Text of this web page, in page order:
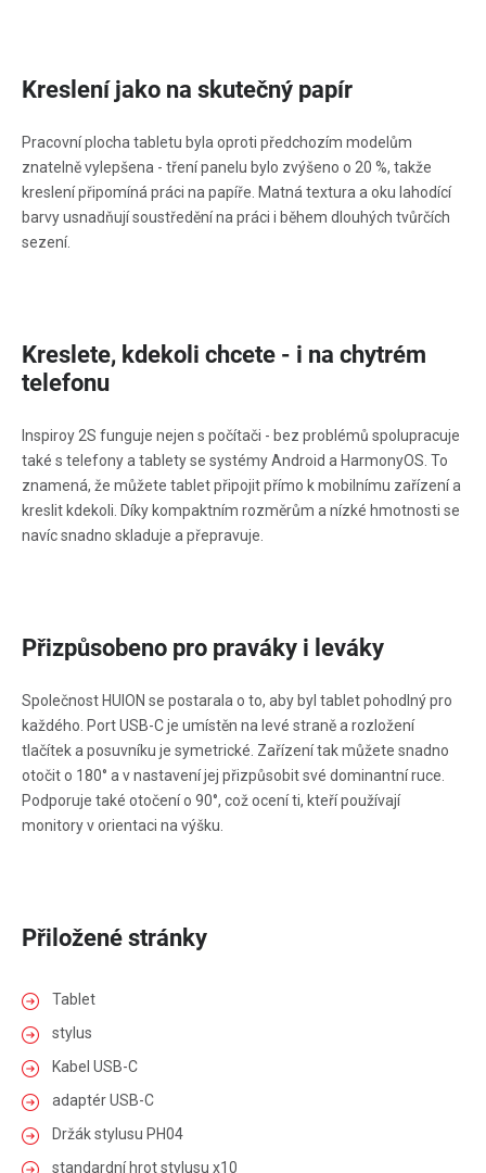
Kreslení jako na skutečný papír
Pracovní plocha tabletu byla oproti předchozím modelům
znatelně vylepšena - tření panelu bylo zvýšeno o 20 %, takže
kreslení připomíná práci na papíře. Matná textura a oku lahodící
barvy usnadňují soustředění na práci i během dlouhých tvůrčích
sezení.
Kreslete, kdekoli chcete - i na chytrém
telefonu
Inspiroy 2S funguje nejen s počítači - bez problémů spolupracuje
také s telefony a tablety se systémy Android a HarmonyOS. To
znamená, že můžete tablet připojit přímo k mobilnímu zařízení a
kreslit kdekoli. Díky kompaktním rozměrům a nízké hmotnosti se
navíc snadno skladuje a přepravuje.
Přizpůsobeno pro praváky i leváky
Společnost HUION se postarala o to, aby byl tablet pohodlný pro
každého. Port USB-C je umístěn na levé straně a rozložení
tlačítek a posuvníku je symetrické. Zařízení tak můžete snadno
otočit o 180° a v nastavení jej přizpůsobit své dominantní ruce.
Podporuje také otočení o 90°, což ocení ti, kteří používají
monitory v orientaci na výšku.
Přiložené stránky
Tablet
stylus
Kabel USB-C
adaptér USB-C
Držák stylusu PH04
standardní hrot stylusu x10